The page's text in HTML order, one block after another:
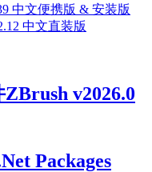
中文便携版 & 安装版
中文直装版
v2026.0
Packages